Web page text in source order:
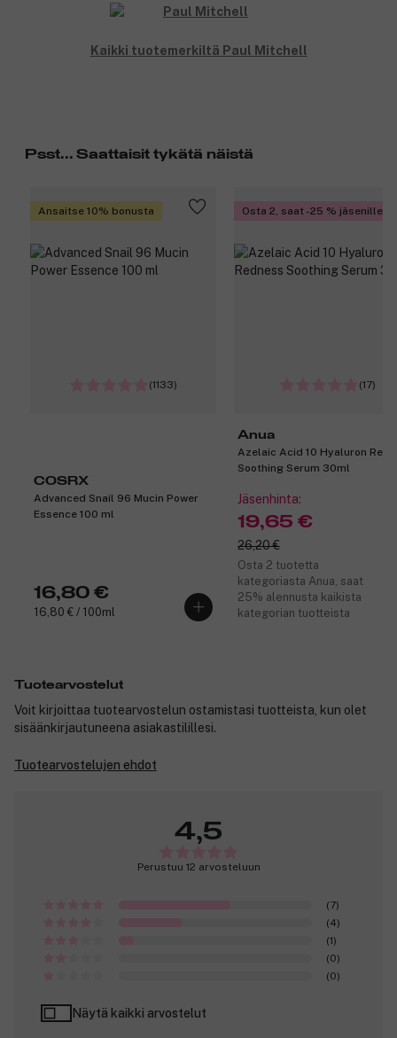
Kaikki tuotemerkiltä Paul Mitchell
Psst... Saattaisit tykätä näistä
Ansaitse 10% bonusta
(1133)
COSRX
Advanced Snail 96 Mucin Power
Essence 100 ml
16,80 €
16,80 € / 100ml
Osta 2, saat -25 % jäsenille
(17)
Anua
Azelaic Acid 10 Hyaluron
Soothing Serum 30ml
Jäsenhinta:
19,65 €
26,20 €
Osta 2 tuotetta
kategoriasta Anua, saat
25% alennusta kaikista
kategorian tuotteista
Tuotearvostelut
Voit kirjoittaa tuotearvostelun ostamistasi tuotteista, kun olet
sisäänkirjautuneena asiakastilillesi.
Tuotearvostelujen ehdot
4,5
Perustuu 12 arvosteluun
(7)
(4)
(1)
(0)
(0)
Näytä kaikki arvostelut